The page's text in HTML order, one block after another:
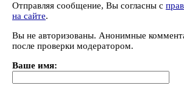
Отправляя сообщение, Вы согласны с
на сайте.
Вы не авторизованы. Анонимные
после проверки модератором.
Ваше имя: